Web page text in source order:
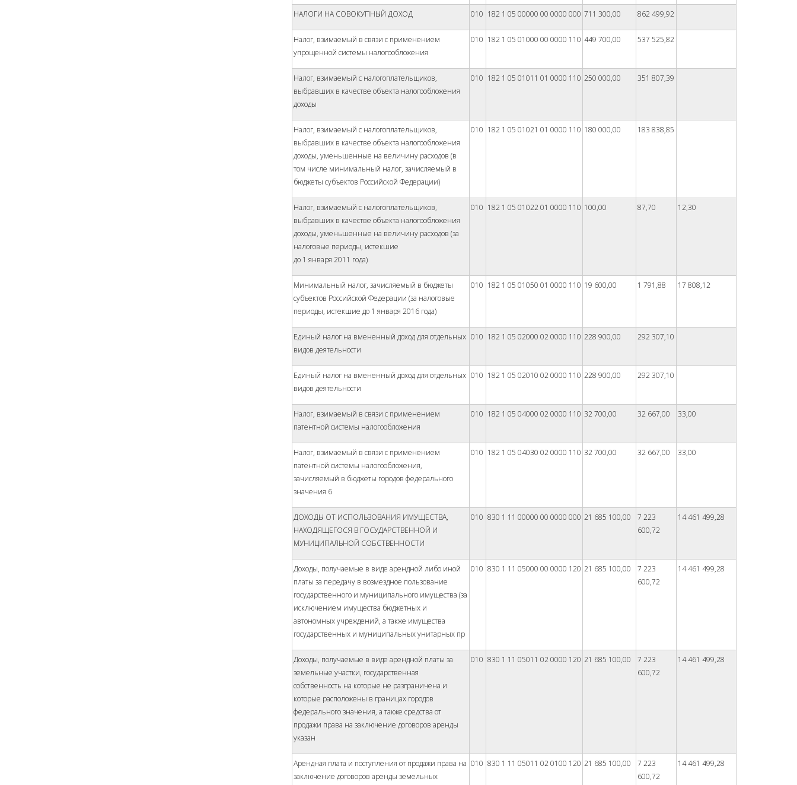
НАЛОГИ НА СОВОКУПНЫЙ ДОХОД 010 182 1 05 00000 00 0000 000 711 300,00 862 499,92
Налог, взимаемый в связи с применением
упрощенной системы налогообложения
010 182 1 05 01000 00 0000 110 449 700,00 537 525,82
Налог, взимаемый с налогоплательщиков,
выбравших в качестве объекта налогообложения
доходы
010 182 1 05 01011 01 0000 110 250 000,00 351 807,39
Налог, взимаемый с налогоплательщиков,
выбравших в качестве объекта налогообложения
доходы, уменьшенные на величину расходов (в
том числе минимальный налог, зачисляемый в
бюджеты субъектов Российской Федерации)
010 182 1 05 01021 01 0000 110 180 000,00 183 838,85
Налог, взимаемый с налогоплательщиков,
выбравших в качестве объекта налогообложения
доходы, уменьшенные на величину расходов (за
налоговые периоды, истекшие
до 1 января 2011 года)
010 182 1 05 01022 01 0000 110 100,00 87,70 12,30
Минимальный налог, зачисляемый в бюджеты
субъектов Российской Федерации (за налоговые
периоды, истекшие до 1 января 2016 года)
010 182 1 05 01050 01 0000 110 19 600,00 1 791,88 17 808,12
Единый налог на вмененный доход для отдельных
видов деятельности
010 182 1 05 02000 02 0000 110 228 900,00 292 307,10
Единый налог на вмененный доход для отдельных
видов деятельности
010 182 1 05 02010 02 0000 110 228 900,00 292 307,10
Налог, взимаемый в связи с применением
патентной системы налогообложения
010 182 1 05 04000 02 0000 110 32 700,00 32 667,00 33,00
Налог, взимаемый в связи с применением
патентной системы налогообложения,
зачисляемый в бюджеты городов федерального
значения 6
010 182 1 05 04030 02 0000 110 32 700,00 32 667,00 33,00
ДОХОДЫ ОТ ИСПОЛЬЗОВАНИЯ ИМУЩЕСТВА,
НАХОДЯЩЕГОСЯ В ГОСУДАРСТВЕННОЙ И
МУНИЦИПАЛЬНОЙ СОБСТВЕННОСТИ
010 830 1 11 00000 00 0000 000 21 685 100,00
7 223
600,72
14 461 499,28
Доходы, получаемые в виде арендной либо иной
платы за передачу в возмездное пользование
государственного и муниципального имущества (за
исключением имущества бюджетных и
автономных учреждений, а также имущества
государственных и муниципальных унитарных пр
010 830 1 11 05000 00 0000 120 21 685 100,00
7 223
600,72
14 461 499,28
Доходы, получаемые в виде арендной платы за
земельные участки, государственная
собственность на которые не разграничена и
которые расположены в границах городов
федерального значения, а также средства от
продажи права на заключение договоров аренды
указан
010 830 1 11 05011 02 0000 120 21 685 100,00
7 223
600,72
14 461 499,28
Арендная плата и поступления от продажи права на
заключение договоров аренды земельных
010 830 1 11 05011 02 0100 120 21 685 100,00
7 223
600,72
14 461 499,28